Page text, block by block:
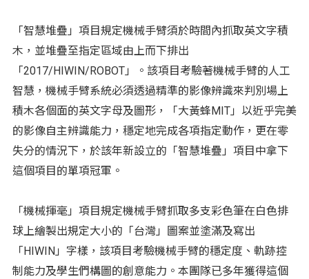
「智慧堆疊」項目規定機械手臂須於時間內抓取英文字積
木，並堆疊至指定區域由上而下排出
「2017/HIWIN/ROBOT」。該項目考驗著機械手臂的人工
智慧，機械手臂系統必須透過精準的影像辨識來判別場上
積木各個面的英文字母及圖形，「大黃蜂MIT」以近乎完美
的影像自主辨識能力，穩定地完成各項指定動作，更在零
失分的情況下，於該年新設立的「智慧堆疊」項目中拿下
這個項目的單項冠軍。
「機械揮毫」項目規定機械手臂抓取多支彩色筆在白色排
球上繪製出規定大小的「台灣」圖案並塗滿及寫出
「HIWIN」字樣，該項目考驗機械手臂的穩定度、軌跡控
制能力及學生們構圖的創意能力。本團隊已多年獲得這個